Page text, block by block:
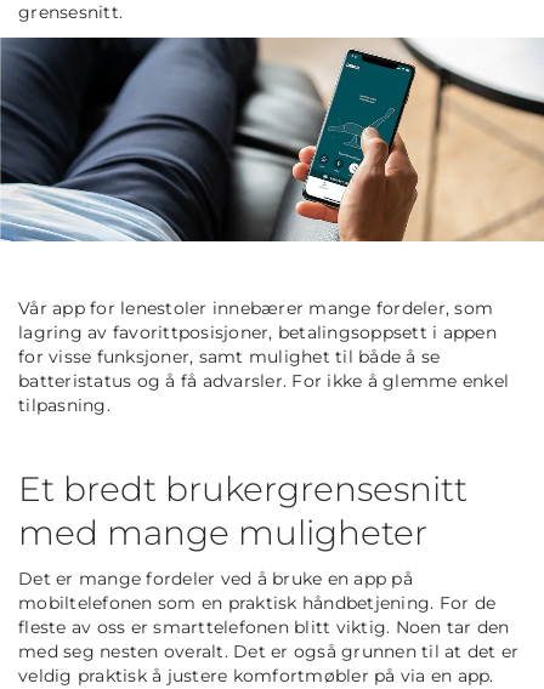
grensesnitt.
Vår app for lenestoler innebærer mange fordeler, som
lagring av favorittposisjoner, betalingsoppsett i appen
for visse funksjoner, samt mulighet til både å se
batteristatus og å få advarsler. For ikke å glemme enkel
tilpasning.
Et bredt brukergrensesnitt
med mange muligheter
Det er mange fordeler ved å bruke en app på
mobiltelefonen som en praktisk håndbetjening. For de
fleste av oss er smarttelefonen blitt viktig. Noen tar den
med seg nesten overalt. Det er også grunnen til at det er
veldig praktisk å justere komfortmøbler på via en app.